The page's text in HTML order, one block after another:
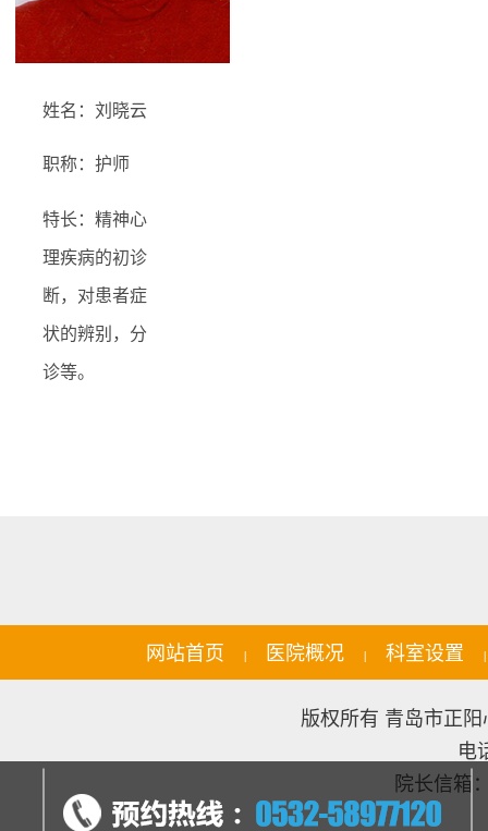
姓名：刘晓云
职称：护师
特长：精神心
理疾病的初诊
断，对患者症
状的辨别，分
诊等。
网站首页 | 医院概况 | 科室设置 |
版权所有 青岛市正
电
院长信箱